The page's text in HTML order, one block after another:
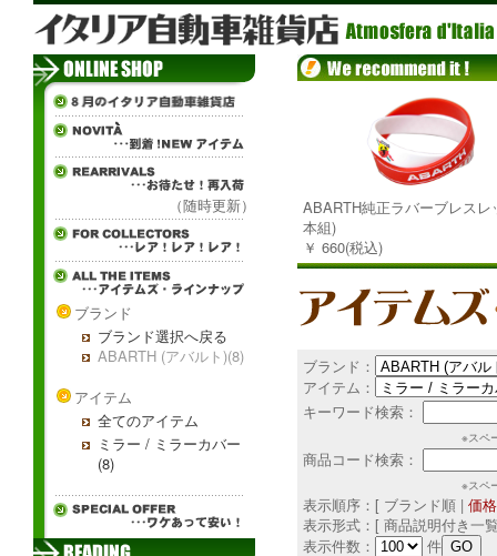
（随時更新）
ブランド
ブランド選択へ戻る
ABARTH (アバルト)(8)
アイテム
全てのアイテム
ミラー / ミラーカバー
(8)
ABARTH純正ラバーブレスレ
本組)
￥ 660(税込)
ブランド：
アイテム：
キーワード検索：
※スペ
商品コード検索：
※スペ
表示順序：[ ブランド順 | 価
表示形式：[ 商品説明付き一
表示件数：
件